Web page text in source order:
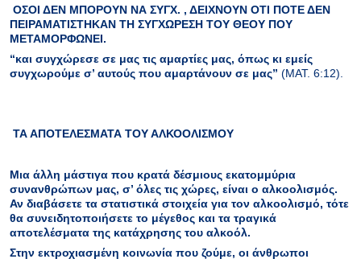
ΟΣΟΙ ΔΕΝ ΜΠΟΡΟΥΝ ΝΑ ΣΥΓΧ. , ΔΕΙΧΝΟΥΝ ΟΤΙ ΠΟΤΕ ΔΕΝ
ΠΕΙΡΑΜΑΤΙΣΤΗΚΑΝ ΤΗ ΣΥΓΧΩΡΕΣΗ ΤΟΥ ΘΕΟΥ ΠΟΥ
ΜΕΤΑΜΟΡΦΩΝΕΙ.
“και συγχώρεσε σε μας τις αμαρτίες μας, όπως κι εμείς
συγχωρούμε σ’ αυτούς που αμαρτάνουν σε μας” (MAT. 6:12).
ΤΑ ΑΠΟΤΕΛΕΣΜΑΤΑ ΤΟΥ ΑΛΚΟΟΛΙΣΜΟΥ
Μια άλλη μάστιγα που κρατά δέσμιους εκατομμύρια
συνανθρώπων μας, σ’ όλες τις χώρες, είναι ο αλκοολισμός.
Αν διαβάσετε τα στατιστικά στοιχεία για τον αλκοολισμό, τότε
θα συνειδητοποιήσετε το μέγεθος και τα τραγικά
αποτελέσματα της κατάχρησης του αλκοόλ.
Στην εκτροχιασμένη κοινωνία που ζούμε, οι άνθρωποι